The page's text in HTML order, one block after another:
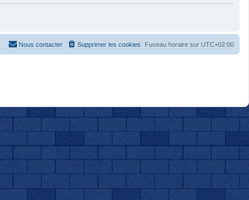
Fuseau horaire sur UTC+02:00
Supprimer les cookies
Nous contacter